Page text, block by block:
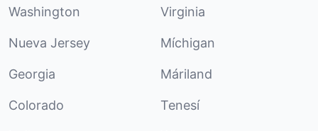
Washington Virginia
Nueva Jersey Míchigan
Georgia Máriland
Colorado Tenesí